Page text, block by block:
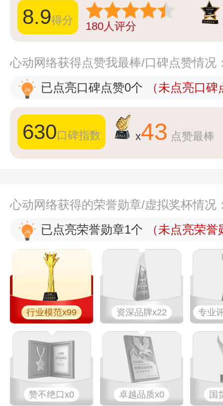
8.9得分 180人评分
心动网络获得点赞我最棒/口碑点赞情况
已点亮口碑点赞0个
（未点亮口
630口碑指数 x43 点赞最棒
心动网络获得的荣誉勋章/虚拟奖杯情况
已点亮荣誉勋章1个
（未点亮荣
行业模范x99 资深品牌x22 专业​
赞不绝口x0 卓越品质x0 国